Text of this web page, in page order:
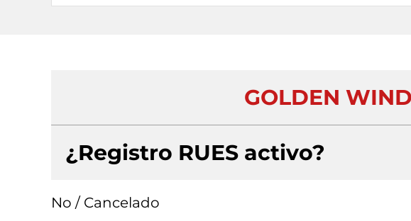
GOLDEN
¿Registro RUES activo?
No / Cancelado